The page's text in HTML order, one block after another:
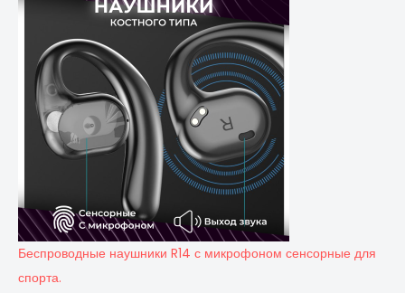
Беспроводные наушники R14 с микрофоном сенсорные для
спорта.